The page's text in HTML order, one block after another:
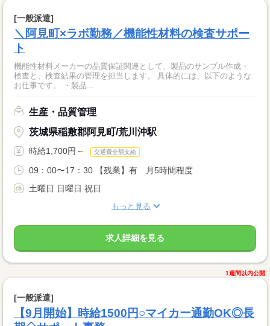
[一般派遣]
＼阿見町×ラボ勤務／機能性材料の検査サポー
ト
機能性材料メーカーの品質保証関連として、製品のサンプル作成・
検査と、検査結果の管理を担当します。 具体的には、以下のような
お仕事です。 ・製品...
生産・品質管理
茨城県稲敷郡阿見町/荒川沖駅
時給1,700円～ 交通費全額支給
09：00〜17：30 【残業】有 月5時間程度
土曜日 日曜日 祝日
もっと見る
求人詳細を見る
1週間以内公開
[一般派遣]
【9月開始】時給1500円○マイカー通勤OK◎長